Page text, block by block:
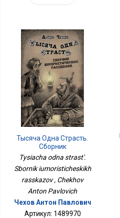
Тысяча Одна Страсть.
Сборник
Юмористических
Tysiacha odna strast'.
Sbornik iumoristicheskikh
rasskazov , Chekhov
Anton Pavlovich
Чехов Антон Павлович
Артикул: 1489970